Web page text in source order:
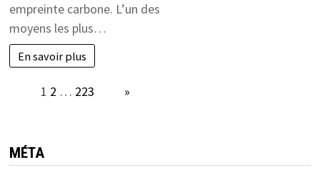
empreinte carbone. L’un des
moyens les plus…
En savoir plus
1 2 … 223 »
MÉTA